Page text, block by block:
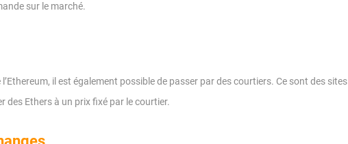
sur le marché.
il est également possible de passer par des courtiers. Ce sont des sites
Ethers à un prix fixé par le courtier.